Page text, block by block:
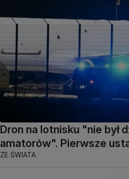
Dron na lotnisku "nie był
amatorów". Pierwsze
ZE ŚWIATA